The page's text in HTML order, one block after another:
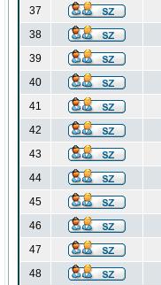
37
38
39
40
41
42
43
44
45
46
47
48